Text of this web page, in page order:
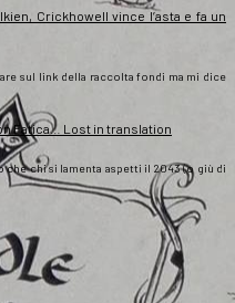
Crickhowell vince l’asta e fa un
sul link della raccolta fondi ma mi dice
Fatica… Lost in translation
che chi si lamenta aspetti il 2043 (o giù di